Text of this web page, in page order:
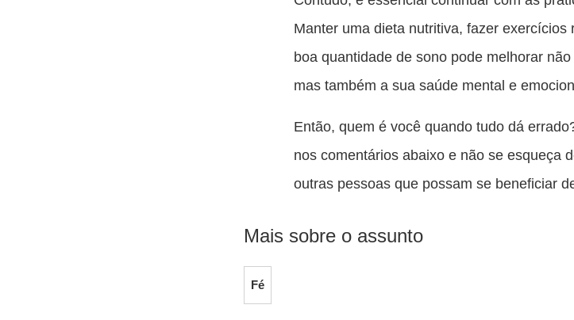
Manter uma dieta nutritiva, fazer exercícios
boa quantidade de sono pode melhorar
mas também a sua saúde mental e
Então, quem é você quando tudo dá
nos comentários abaixo e não se esqueça
outras pessoas que possam se beneficiar
Mais sobre o assunto
Fé